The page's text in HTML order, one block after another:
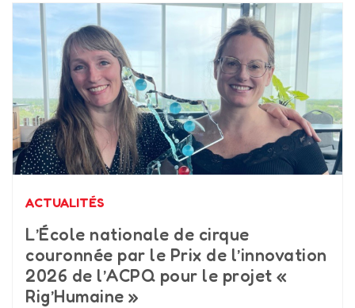
ACTUALITÉS
L’École nationale de cirque
couronnée par le Prix de l’innovation
2026 de l’ACPQ pour le projet «
Rig’Humaine »